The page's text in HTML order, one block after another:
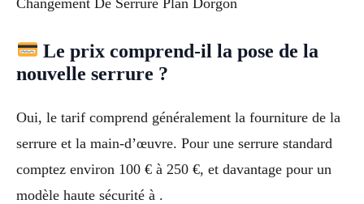
Le prix comprend-il la pose de la
nouvelle serrure ?
Oui, le tarif comprend généralement la fourniture de la
serrure et la main-d’œuvre. Pour une serrure standard
comptez environ 100 € à 250 €, et davantage pour un
modèle haute sécurité à .